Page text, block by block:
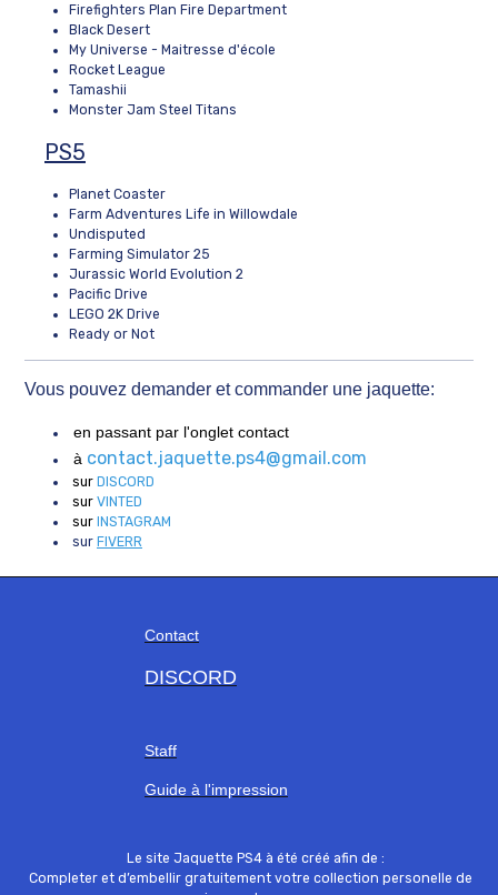
Firefighters Plan Fire Department
Black Desert
My Universe - Maitresse d'école
Rocket League
Tamashii
Monster Jam Steel Titans
PS5
Planet Coaster
Farm Adventures Life in Willowdale
Undisputed
Farming Simulator 25
Jurassic World Evolution 2
Pacific Drive
LEGO 2K Drive
Ready or Not
Vous pouvez demander et commander une jaquette:
en passant par l'onglet contact
à contact.jaquette.ps4@gmail.com
sur DISCORD
sur VINTED
sur INSTAGRAM
sur FIVERR
Contact
DISCORD
Staff
Guide à l'impression
Le site Jaquette PS4 à été créé afin de :
Completer et d’embellir gratuitement votre collection personelle de